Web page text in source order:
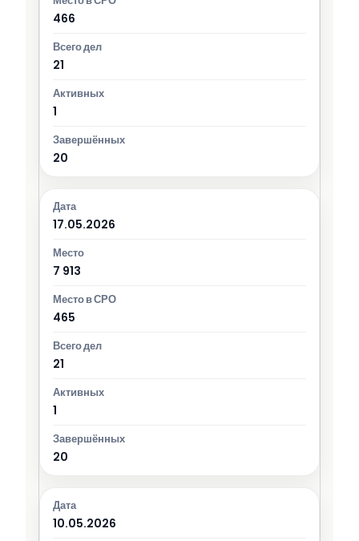
466
21
1
20
17.05.2026
7 913
465
21
1
20
10.05.2026